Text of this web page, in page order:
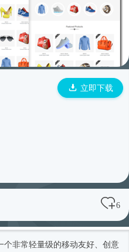
立即下载
6
个非常轻量级的移动友好、创意